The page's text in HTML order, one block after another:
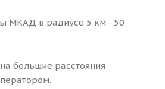
МКАД в радиусе 5 км - 50
большие расстояния